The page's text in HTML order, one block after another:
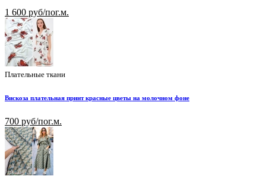
1 600 руб/пог.м.
Плательные ткани
Вискоза плательная принт красные цветы на молочном фоне
700 руб/пог.м.